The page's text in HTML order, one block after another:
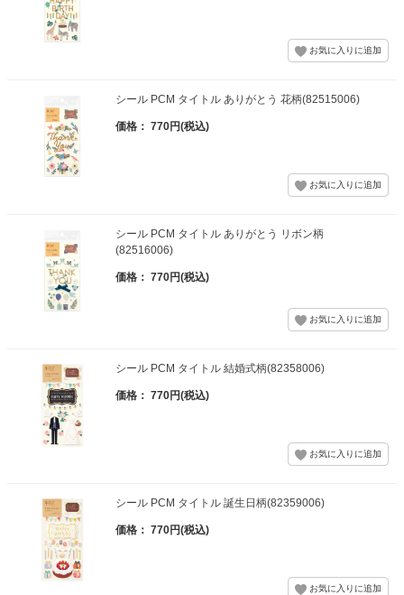
シール PCM タイトル ありがとう 花柄(82515006)
価格： 770円(税込)
シール PCM タイトル ありがとう リボン柄
(82516006)
価格： 770円(税込)
シール PCM タイトル 結婚式柄(82358006)
価格： 770円(税込)
シール PCM タイトル 誕生日柄(82359006)
価格： 770円(税込)